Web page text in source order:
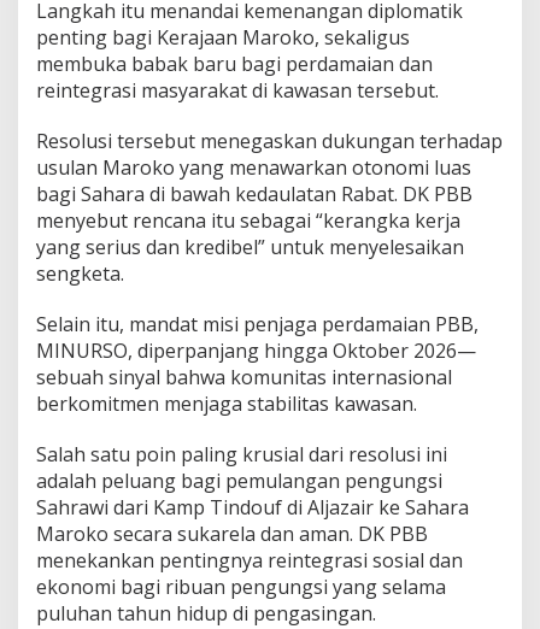
Langkah itu menandai kemenangan diplomatik
penting bagi Kerajaan Maroko, sekaligus
membuka babak baru bagi perdamaian dan
reintegrasi masyarakat di kawasan tersebut.
Resolusi tersebut menegaskan dukungan terhadap
usulan Maroko yang menawarkan otonomi luas
bagi Sahara di bawah kedaulatan Rabat. DK PBB
menyebut rencana itu sebagai “kerangka kerja
yang serius dan kredibel” untuk menyelesaikan
sengketa.
Selain itu, mandat misi penjaga perdamaian PBB,
MINURSO, diperpanjang hingga Oktober 2026—
sebuah sinyal bahwa komunitas internasional
berkomitmen menjaga stabilitas kawasan.
Salah satu poin paling krusial dari resolusi ini
adalah peluang bagi pemulangan pengungsi
Sahrawi dari Kamp Tindouf di Aljazair ke Sahara
Maroko secara sukarela dan aman. DK PBB
menekankan pentingnya reintegrasi sosial dan
ekonomi bagi ribuan pengungsi yang selama
puluhan tahun hidup di pengasingan.